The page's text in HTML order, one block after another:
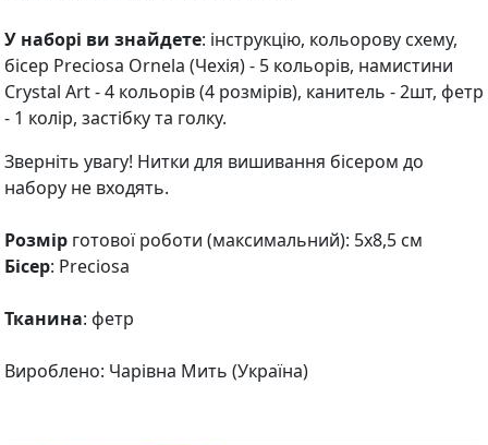
У наборі ви знайдете: інструкцію, кольорову схему,
бісер Preciosa Ornela (Чехія) - 5 кольорів, намистини
Crystal Art - 4 кольорів (4 розмірів), канитель - 2шт, фетр
- 1 колір, застібку та голку.
Зверніть увагу! Нитки для вишивання бісером до
набору не входять.
Розмір готової роботи (максимальний): 5х8,5 см
Бісер: Preciosa
Тканина: фетр
Вироблено: Чарівна Мить (Україна)